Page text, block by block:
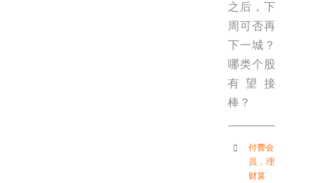
之后，下
周可否再
下一城？
哪类个股
有望接
棒？
付费会
员 ， 理
财算